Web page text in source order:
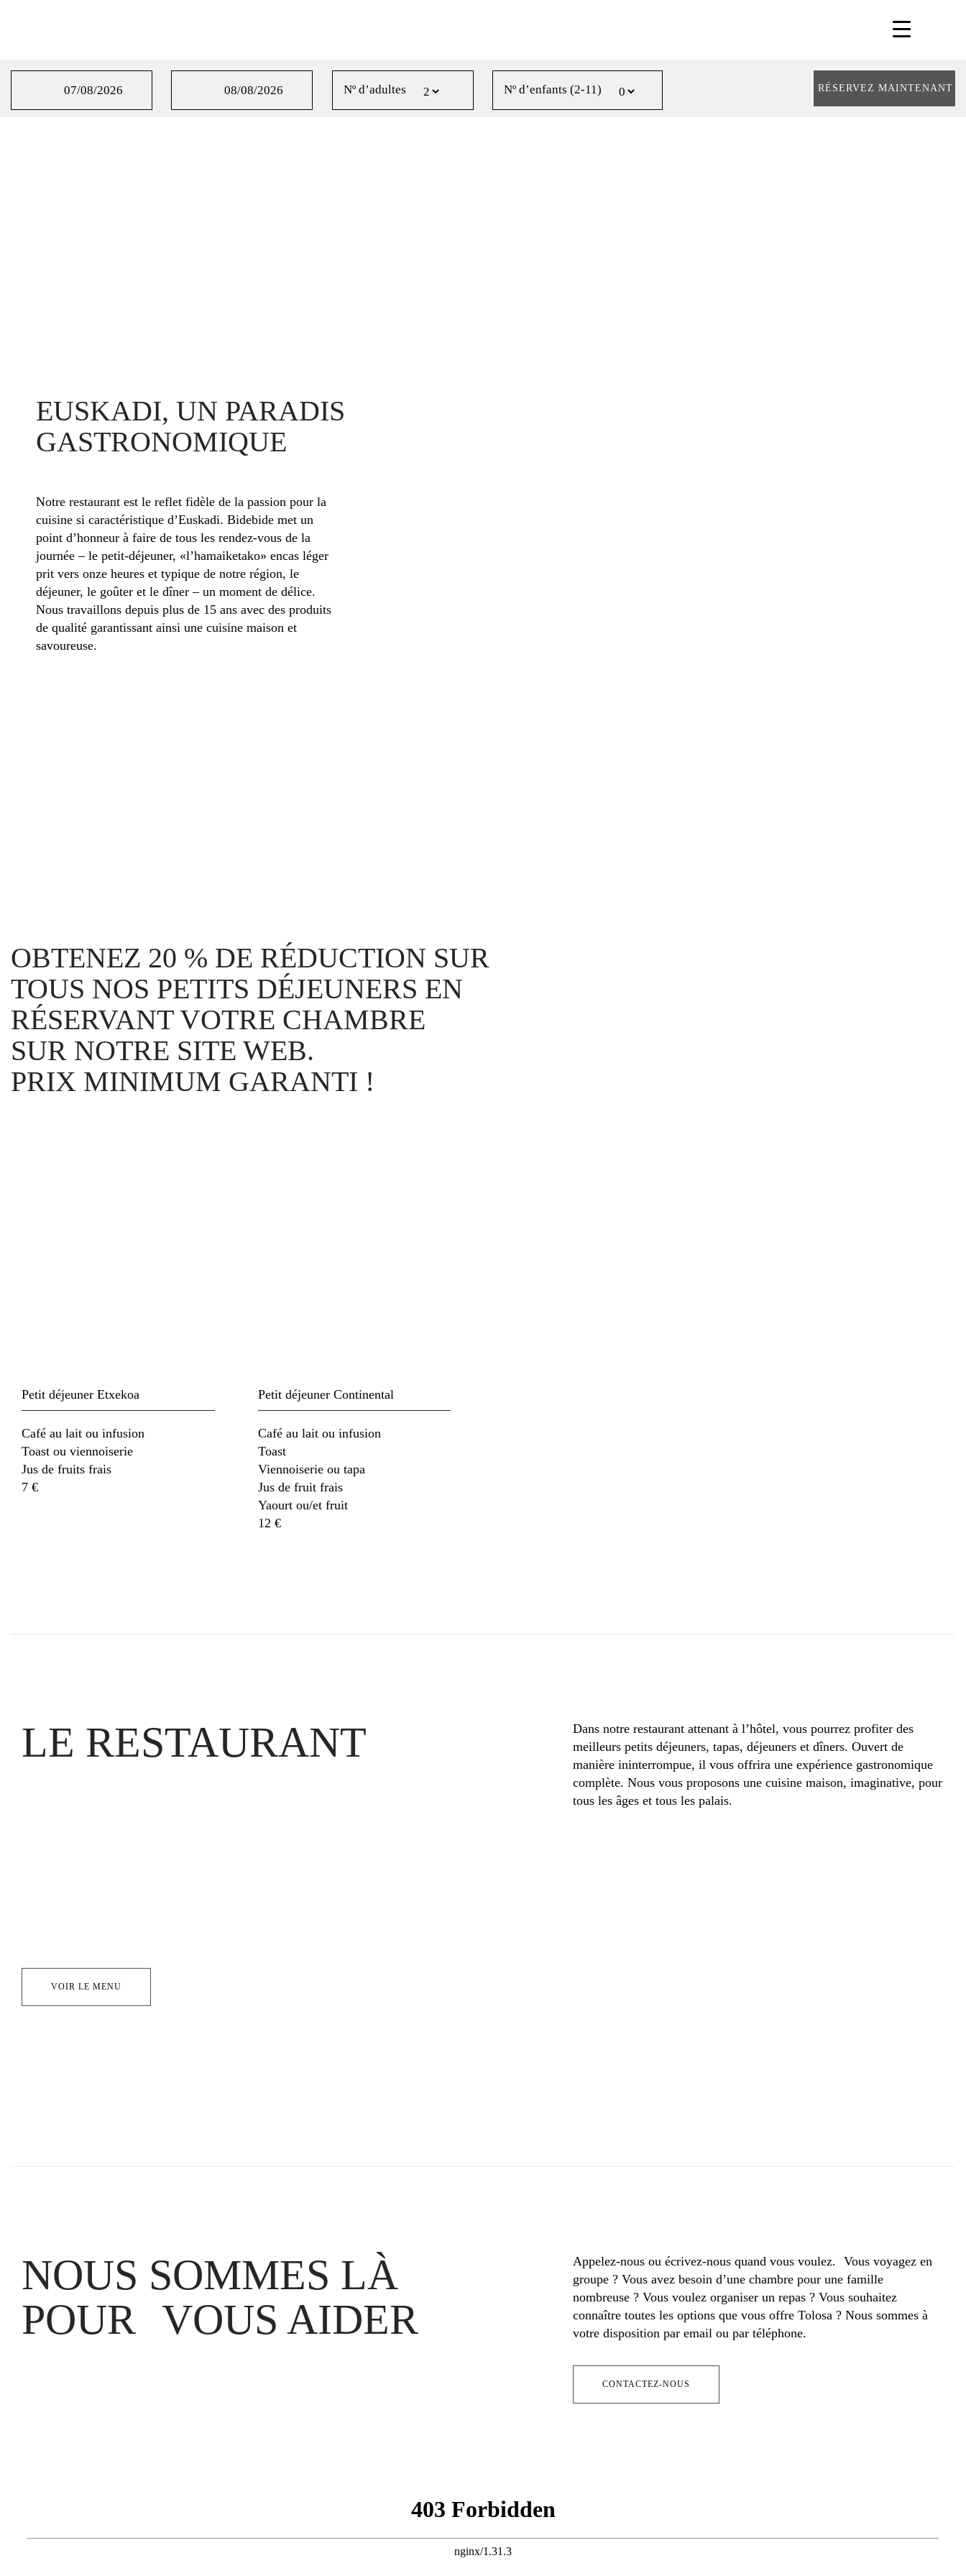
Nº d’adultes Nº d’enfants (2-11)
EUSKADI, UN PARADIS
GASTRONOMIQUE
Notre restaurant est le reflet fidèle de la passion pour la
cuisine si caractéristique d’Euskadi. Bidebide met un
point d’honneur à faire de tous les rendez-vous de la
journée – le petit-déjeuner, «l’hamaiketako» encas léger
prit vers onze heures et typique de notre région, le
déjeuner, le goûter et le dîner – un moment de délice.
Nous travaillons depuis plus de 15 ans avec des produits
de qualité garantissant ainsi une cuisine maison et
savoureuse.
OBTENEZ 20 % DE RÉDUCTION SUR
TOUS NOS PETITS DÉJEUNERS EN
RÉSERVANT VOTRE CHAMBRE
SUR NOTRE SITE WEB.
PRIX MINIMUM GARANTI !
Petit déjeuner Etxekoa
Café au lait ou infusion
Toast ou viennoiserie
Jus de fruits frais
7 €
Petit déjeuner Continental
Café au lait ou infusion
Toast
Viennoiserie ou tapa
Jus de fruit frais
Yaourt ou/et fruit
12 €
LE RESTAURANT
Dans notre restaurant attenant à l’hôtel, vous pourrez profiter des
meilleurs petits déjeuners, tapas, déjeuners et dîners. Ouvert de
manière ininterrompue, il vous offrira une expérience gastronomique
complète. Nous vous proposons une cuisine maison, imaginative, pour
tous les âges et tous les palais.
VOIR LE MENU
NOUS SOMMES LÀ
POUR VOUS AIDER
Appelez-nous ou écrivez-nous quand vous voulez. Vous voyagez en
groupe ? Vous avez besoin d’une chambre pour une famille
nombreuse ? Vous voulez organiser un repas ? Vous souhaitez
connaître toutes les options que vous offre Tolosa ? Nous sommes à
votre disposition par email ou par téléphone.
CONTACTEZ-NOUS